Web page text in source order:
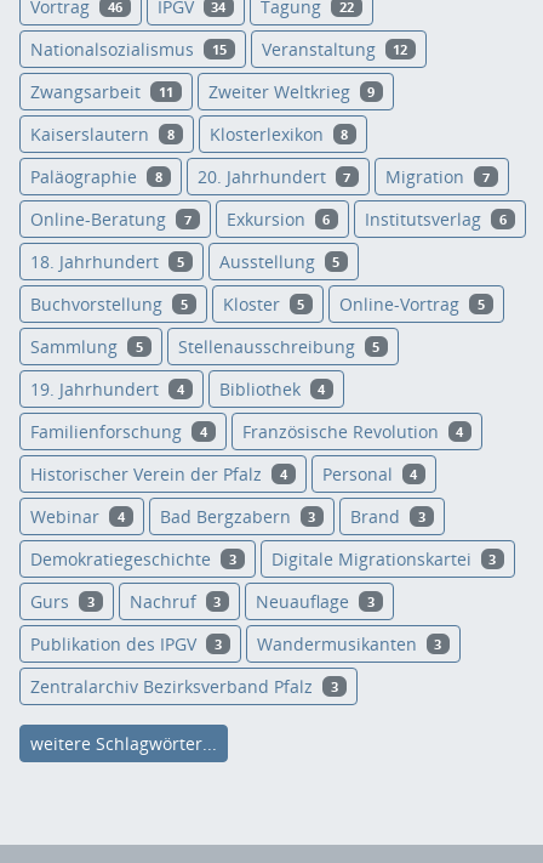
Vortrag 46 IPGV 34 Tagung 22
Nationalsozialismus 15 Veranstaltung 12
Zwangsarbeit 11 Zweiter Weltkrieg 9
Kaiserslautern 8 Klosterlexikon 8
Paläographie 8 20. Jahrhundert 7 Migration 7
Online-Beratung 7 Exkursion 6 Institutsverlag 6
18. Jahrhundert 5 Ausstellung 5
Buchvorstellung 5 Kloster 5 Online-Vortrag 5
Sammlung 5 Stellenausschreibung 5
19. Jahrhundert 4 Bibliothek 4
Familienforschung 4 Französische Revolution 4
Historischer Verein der Pfalz 4 Personal 4
Webinar 4 Bad Bergzabern 3 Brand 3
Demokratiegeschichte 3 Digitale Migrationskartei 3
Gurs 3 Nachruf 3 Neuauflage 3
Publikation des IPGV 3 Wandermusikanten 3
Zentralarchiv Bezirksverband Pfalz 3
weitere Schlagwörter...